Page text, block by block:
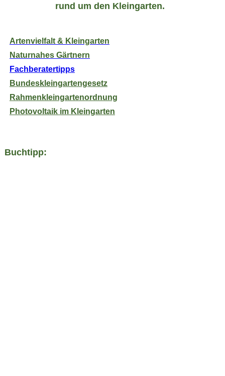
rund um den Kleingarten.
Artenvielfalt & Kleingarten
Naturnahes Gärtnern
Fachberatertipps
Bundeskleingartengesetz
Rahmenkleingartenordnung
Photovoltaik im Kleingarten
Buchtipp: